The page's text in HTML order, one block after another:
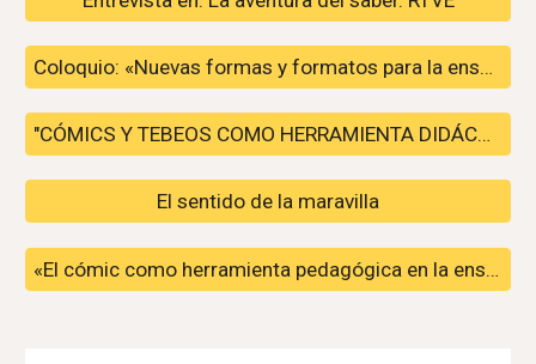
Coloquio: «Nuevas formas y formatos para la enseñanza de la historia».
"CÓMICS Y TEBEOS COMO HERRAMIENTA DIDÁCTICA"
El sentido de la maravilla
«El cómic como herramienta pedagógica en la enseñanza del arte...»